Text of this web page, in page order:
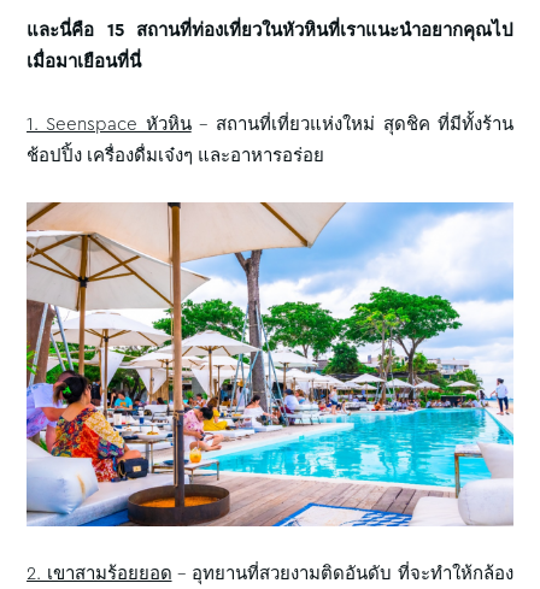
และนี่คือ 15 สถานที่ท่องเที่ยวในหัวหินที่เราแนะนำอยากคุณไป
เมื่อมาเยือนที่นี่
1. Seenspace หัวหิน– สถานที่เที่ยวแห่งใหม่ สุดชิค ที่มีทั้งร้าน
ช้อปปิ้ง เครื่องดื่มเจ๋งๆ และอาหารอร่อย
2. เขาสามร้อยยอด – อุทยานที่สวยงามติดอันดับ ที่จะทำให้กล้อง